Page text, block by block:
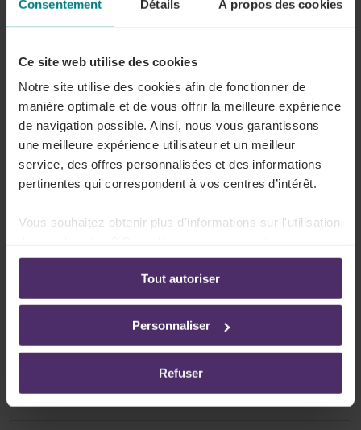
Consentement Détails À propos des cookies
Ce site web utilise des cookies
Notre site utilise des cookies afin de fonctionner de
manière optimale et de vous offrir la meilleure expérience
de navigation possible. Ainsi, nous vous garantissons
une meilleure expérience utilisateur et un meilleur
service, des offres personnalisées et des informations
pertinentes qui correspondent à vos centres d’intérêt.
Vous souhaitez obtenir plus d'informations sur l'utilisation
ligne:
Politique de confidentialité-Politique en matière
d’utilisation des cookies
Tout autoriser
Personnaliser
Refuser
Lire plus
Incompétence ou fautes professionnelles